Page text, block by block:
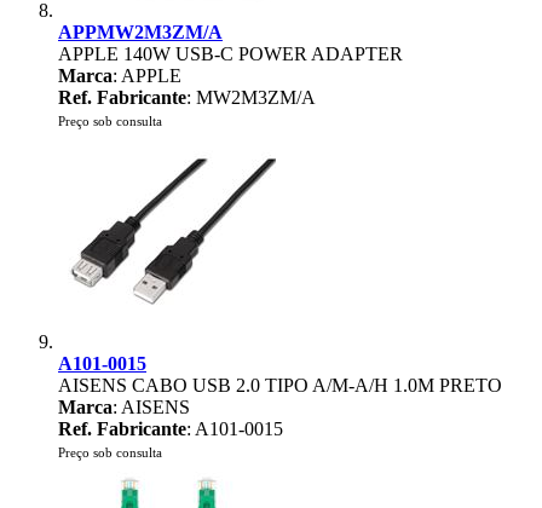
APPMW2M3ZM/A
APPLE 140W USB-C POWER ADAPTER
Marca: APPLE
Ref. Fabricante: MW2M3ZM/A
Preço sob consulta
A101-0015
AISENS CABO USB 2.0 TIPO A/M-A/H 1.0M PRETO
Marca: AISENS
Ref. Fabricante: A101-0015
Preço sob consulta